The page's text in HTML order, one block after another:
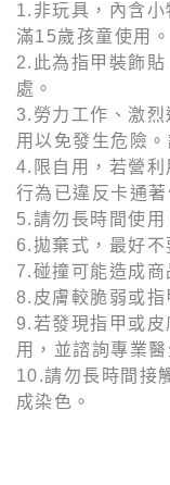
1.非玩具，內含
滿15歲孩童使用。
2.此為指甲裝飾
處。
3.勞力工作、激
用以免發生危險
4.限自用，若營
行為已違反卡通
5.請勿長時間使用
6.拋棄式，最好不
7.碰撞可能造成商
8.皮膚較脆弱或指
9.若發現指甲或
用，並諮詢專業醫
10.請勿長時間接
成染色。